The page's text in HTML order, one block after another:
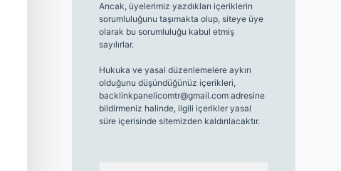
Ancak, üyelerimiz yazdıkları içeriklerin
sorumluluğunu taşımakta olup, siteye üye
olarak bu sorumluluğu kabul etmiş
sayılırlar.
Hukuka ve yasal düzenlemelere aykırı
olduğunu düşündüğünüz içerikleri,
backlinkpanelicomtr@gmail.comadresine
bildirmeniz halinde, ilgili içerikler yasal
süre içerisinde sitemizden kaldırılacaktır.